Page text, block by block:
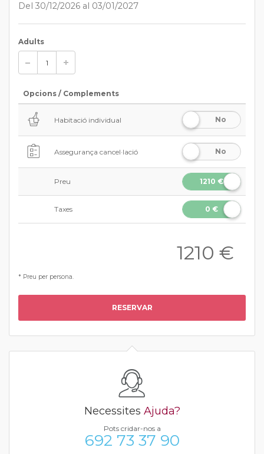
Del 30/12/2026 al 03/01/2027
Adults
Opcions / Complements
Habitació individual No
Assegurança cancel·lació No
Preu 1210 €
Taxes 0 €
1210 €
* Preu per persona.
RESERVAR
Necessites Ajuda?
Pots cridar-nos a
692 73 37 90